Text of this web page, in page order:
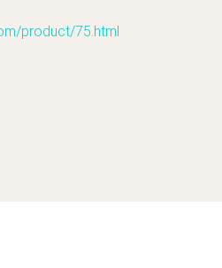
product/75.html